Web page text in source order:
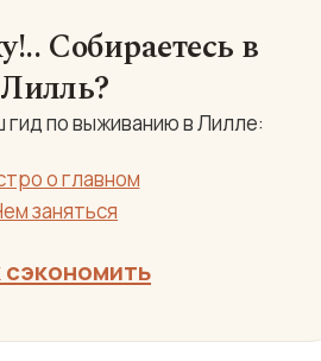
Собираетесь в
Лилль?
по выживанию в Лилле:
о главном
заняться
сэкономить